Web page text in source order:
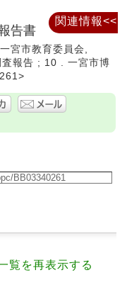
告書
宮市教育委員会,
報告 ; 10 . 一宮市博
覧を再表示する
関連情報<<